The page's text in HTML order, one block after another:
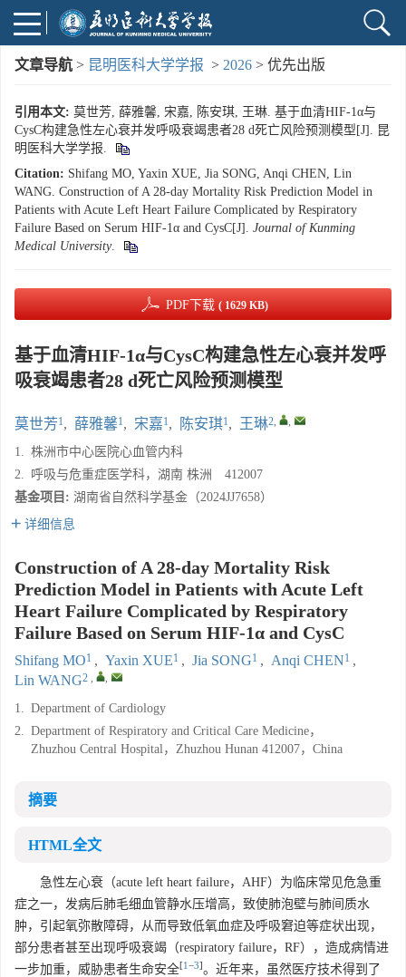
文章导航 > 昆明医科大学学报 > 2026 > 优先出版
引用本文: 莫世芳, 薛雅馨, 宋嘉, 陈安琪, 王琳. 基于血清HIF-1α与
CysC构建急性左心衰并发呼吸衰竭患者28 d死亡风险预测模型[J]. 昆
明医科大学学报.
Citation: Shifang MO, Yaxin XUE, Jia SONG, Anqi CHEN, Lin
WANG. Construction of A 28-day Mortality Risk Prediction Model in
Patients with Acute Left Heart Failure Complicated by Respiratory
Failure Based on Serum HIF-1α and CysC[J]. Journal of Kunming
Medical University.
PDF下载 ( 1629 KB)
基于血清HIF-1α与CysC构建急性左心衰并发呼
吸衰竭患者28 d死亡风险预测模型
莫世芳1, 薛雅馨1, 宋嘉1, 陈安琪1, 王琳2, ,
1. 株洲市中心医院心血管内科
2. 呼吸与危重症医学科，湖南 株洲 412007
基金项目: 湖南省自然科学基金（2024JJ7658）
详细信息
Construction of A 28-day Mortality Risk
Prediction Model in Patients with Acute Left
Heart Failure Complicated by Respiratory
Failure Based on Serum HIF-1α and CysC
Shifang MO1 , Yaxin XUE1 , Jia SONG1 , Anqi CHEN1 ,
Lin WANG2 , ,
1. Department of Cardiology
2. Department of Respiratory and Critical Care Medicine，
Zhuzhou Central Hospital，Zhuzhou Hunan 412007，China
摘要
HTML全文
急性左心衰（acute left heart failure，AHF）为临床常见危急重
症之一，发病后肺毛细血管静水压增高，致使肺泡壁与肺间质水
肿，引起氧弥散障碍，从而导致低氧血症及呼吸窘迫等症状出现，
部分患者甚至出现呼吸衰竭（respiratory failure，RF），造成病情进
一步加重，威胁患者生命安全[1 −3]。近年来，虽然医疗技术得到了